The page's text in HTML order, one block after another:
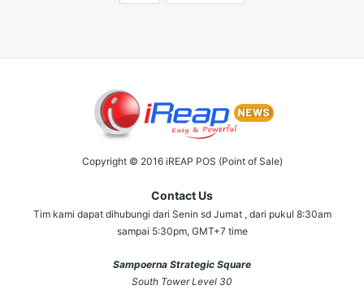
Copyright © 2016 iREAP POS (Point of Sale)
Contact Us
Tim kami dapat dihubungi dari Senin sd Jumat , dari pukul 8:30am
sampai 5:30pm, GMT+7 time
Sampoerna Strategic Square
South Tower Level 30